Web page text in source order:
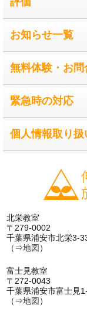
お知らせ一覧
無料体験・お問
緊急時の対応
個人情報取り扱
北栄教室
〒279-0002
千葉県浦安市北栄3-
（⇒地図 ）
富士見教室
〒272-0043
千葉県浦安市富士見
（⇒地図 ）